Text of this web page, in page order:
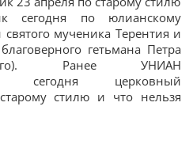
сегодня по юлианскому
мученика Терентия и
гетьмана Петра
Ранее УНИАН
сегодня церковный
стилю и что нельзя